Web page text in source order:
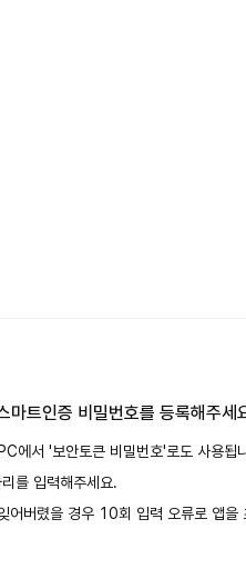
마트인증 비밀번호를 등록해주세
에서 '보안토큰 비밀번호'로도 사용됩
를 입력해주세요.
어버렸을 경우 10회 입력 오류로 앱